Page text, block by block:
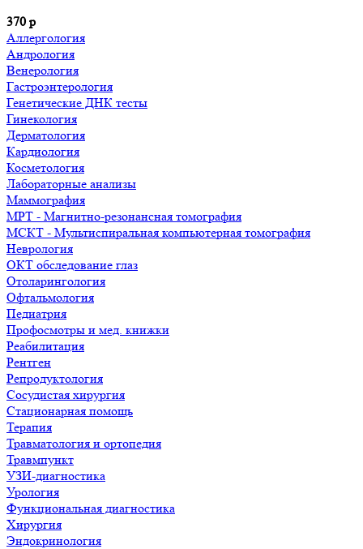
370 р
Аллергология
Андрология
Венерология
Гастроэнтерология
Генетические ДНК тесты
Гинекология
Дерматология
Кардиология
Косметология
Лабораторные анализы
Маммография
МРТ - Магнитно-резонансная томография
МСКТ - Мультиспиральная компьютерная томография
Неврология
ОКТ обследование глаз
Отоларингология
Офтальмология
Педиатрия
Профосмотры и мед. книжки
Реабилитация
Рентген
Репродуктология
Сосудистая хирургия
Стационарная помощь
Терапия
Травматология и ортопедия
Травмпункт
УЗИ-диагностика
Урология
Функциональная диагностика
Хирургия
Эндокринология